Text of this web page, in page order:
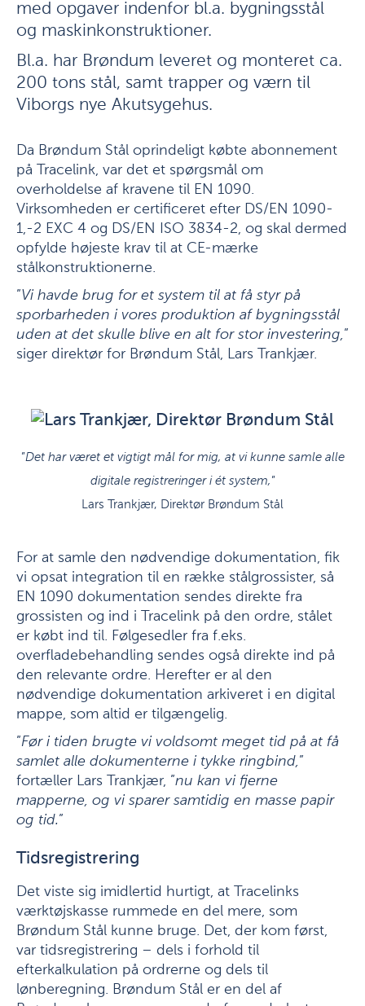
med opgaver indenfor bl.a. bygningsstål
og maskinkonstruktioner.
Bl.a. har Brøndum leveret og monteret ca.
200 tons stål, samt trapper og værn til
Viborgs nye Akutsygehus.
Da Brøndum Stål oprindeligt købte abonnement
på Tracelink, var det et spørgsmål om
overholdelse af kravene til EN 1090.
Virksomheden er certificeret efter DS/EN 1090-
1,-2 EXC 4 og DS/EN ISO 3834-2, og skal dermed
opfylde højeste krav til at CE-mærke
stålkonstruktionerne.
”Vi havde brug for et system til at få styr på
sporbarheden i vores produktion af bygningsstål
uden at det skulle blive en alt for stor investering,”
siger direktør for Brøndum Stål, Lars Trankjær.
”Det har været et vigtigt mål for mig, at vi kunne samle alle
digitale registreringer i ét system, ”
Lars Trankjær, Direktør Brøndum Stål
For at samle den nødvendige dokumentation, fik
vi opsat integration til en række stålgrossister, så
EN 1090 dokumentation sendes direkte fra
grossisten og ind i Tracelink på den ordre, stålet
er købt ind til. Følgesedler fra f.eks.
overfladebehandling sendes også direkte ind på
den relevante ordre. Herefter er al den
nødvendige dokumentation arkiveret i en digital
mappe, som altid er tilgængelig.
”Før i tiden brugte vi voldsomt meget tid på at få
samlet alle dokumenterne i tykke ringbind,”
fortæller Lars Trankjær, ”nu kan vi fjerne
mapperne, og vi sparer samtidig en masse papir
og tid.”
Tidsregistrering
Det viste sig imidlertid hurtigt, at Tracelinks
værktøjskasse rummede en del mere, som
Brøndum Stål kunne bruge. Det, der kom først,
var tidsregistrering – dels i forhold til
efterkalkulation på ordrerne og dels til
lønberegning. Brøndum Stål er en del af